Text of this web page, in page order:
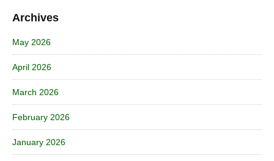
Archives
May 2026
April 2026
March 2026
February 2026
January 2026